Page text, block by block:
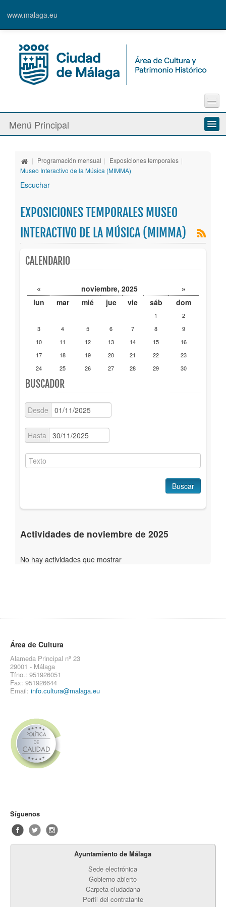
www.malaga.eu
Contacto
Quejas y Sugerencias
Menú Principal
Espacios culturales
Banda Municipal de Música
Publicaciones
Trámites
Newsletter
| Programación mensual | Exposiciones temporales |
Museo Interactivo de la Música (MIMMA)
Escuchar
EXPOSICIONES TEMPORALES MUSEO
INTERACTIVO DE LA MÚSICA (MIMMA)
CALENDARIO
« noviembre, 2025
»
lun
mar mié jue vie sáb dom
1
2
3
4 5 6 7 8
9
10
11 12 13 14 15
16
17
18 19 20 21 22
23
24
25 26 27 28 29 30
BUSCADOR
Desde
Hasta
Buscar
Actividades de noviembre de 2025
No hay actividades que mostrar
Área de Cultura
Alameda Principal nº 23
29001 - Málaga
Tfno.: 951926051
Fax: 951926644
Email: info.cultura@malaga.eu
Síguenos
Ayuntamiento de Málaga
Sede electrónica
Gobierno abierto
Carpeta ciudadana
Perfil del contratante